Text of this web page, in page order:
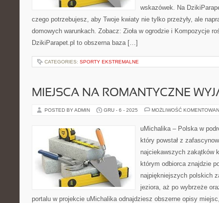
wskazówek. Na
czego potrzebujesz, aby Twoje kwiaty nie tylko przeżyły, ale
domowych warunkach. Zobacz: Zioła w ogrodzie i Kompozycje
DzikiParapet.pl to obszerna baza […]
CATEGORIES: SPORTY EKSTREMALNE
MIEJSCA NA ROMANTYCZNE
POSTED BY ADMIN GRU - 6 - 2025 MOŻLIWOŚĆ
uMichalika – Polska w
który powstał z
najciekawszych zakątków
którym odbiorca znajdzie
najpiękniejszych polskich
jeziora, aż po wybrzeże
portalu w projekcie uMichalika odnajdziesz obszerne opisy